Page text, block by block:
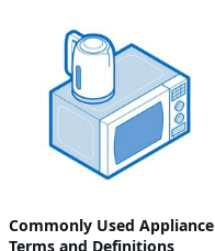
Commonly Used Appliance
Terms and Definitions